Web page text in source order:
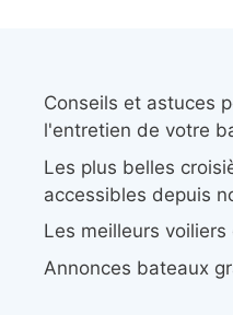
Conseils et astuces
l'entretien de votre
Les plus belles
accessibles depuis
Les meilleurs
Annonces bateaux